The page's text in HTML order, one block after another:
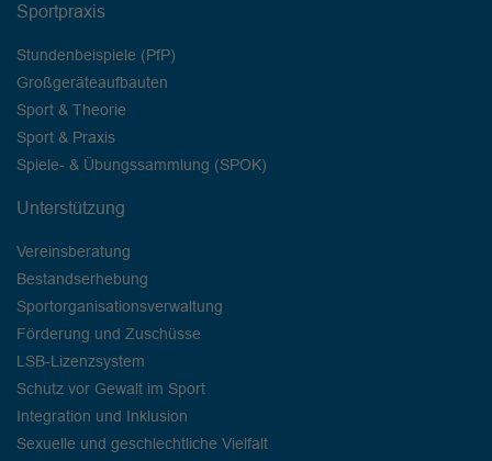
Sportpraxis
Stundenbeispiele (PfP)
Großgeräteaufbauten
Sport & Theorie
Sport & Praxis
Spiele- & Übungssammlung (SPOK)
Unterstützung
Vereinsberatung
Bestandserhebung
Sportorganisationsverwaltung
Förderung und Zuschüsse
LSB-Lizenzsystem
Schutz vor Gewalt im Sport
Integration und Inklusion
Sexuelle und geschlechtliche Vielfalt